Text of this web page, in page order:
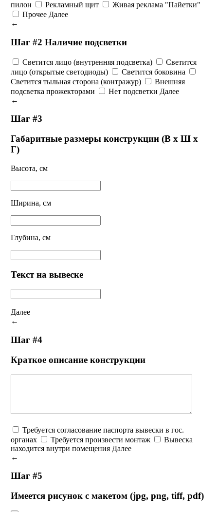
пилон
Рекламный щит
Живая реклама "Пайетки"
Прочее Далее
←
Шаг #2 Наличие подсветки
Светится лицо (внутренняя подсветка)
Светится
лицо (открытые светодиоды)
Светится боковина
Светится тыльная сторона (контражур)
Внешняя
подсветка прожекторами
Нет подсветки Далее
←
Шаг #3
Габаритные размеры конструкции (В х Ш х
Г)
Высота, см
Ширина, см
Глубина, см
Текст на вывеске
Далее
←
Шаг #4
Краткое описание конструкции
Требуется согласование паспорта вывески в гос.
органах
Требуется произвести монтаж
Вывеска
находится внутри помещения Далее
←
Шаг #5
Имеется рисунок с макетом (jpg, png, tiff, pdf)